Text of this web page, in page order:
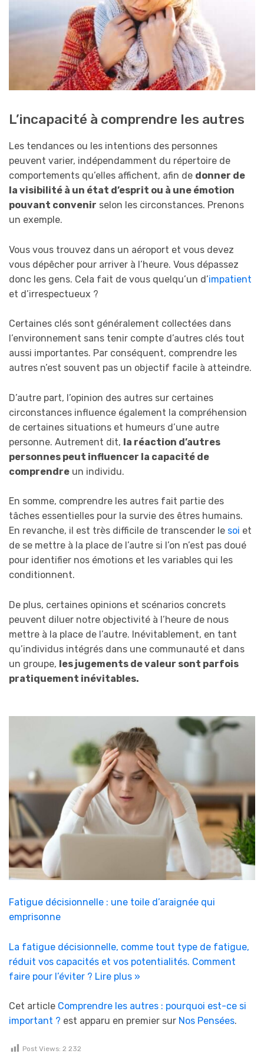
L’incapacité à comprendre les autres
Les tendances ou les intentions des personnes
peuvent varier, indépendamment du répertoire de
comportements qu’elles affichent, afin de donner de
la visibilité à un état d’esprit ou à une émotion
pouvant convenir selon les circonstances. Prenons
un exemple.
Vous vous trouvez dans un aéroport et vous devez
vous dépêcher pour arriver à l’heure. Vous dépassez
donc les gens. Cela fait de vous quelqu’un d’impatient
et d’irrespectueux ?
Certaines clés sont généralement collectées dans
l’environnement sans tenir compte d’autres clés tout
aussi importantes. Par conséquent, comprendre les
autres n’est souvent pas un objectif facile à atteindre.
D’autre part, l’opinion des autres sur certaines
circonstances influence également la compréhension
de certaines situations et humeurs d’une autre
personne. Autrement dit, la réaction d’autres
personnes peut influencer la capacité de
comprendre un individu.
En somme, comprendre les autres fait partie des
tâches essentielles pour la survie des êtres humains.
En revanche, il est très difficile de transcender le soi et
de se mettre à la place de l’autre si l’on n’est pas doué
pour identifier nos émotions et les variables qui les
conditionnent.
De plus, certaines opinions et scénarios concrets
peuvent diluer notre objectivité à l’heure de nous
mettre à la place de l’autre. Inévitablement, en tant
qu’individus intégrés dans une communauté et dans
un groupe, les jugements de valeur sont parfois
pratiquement inévitables.
Fatigue décisionnelle : une toile d’araignée qui
emprisonne
La fatigue décisionnelle, comme tout type de fatigue,
réduit vos capacités et vos potentialités. Comment
faire pour l’éviter ? Lire plus »
Cet article Comprendre les autres : pourquoi est-ce si
important ? est apparu en premier sur Nos Pensées.
Post Views: 2 232